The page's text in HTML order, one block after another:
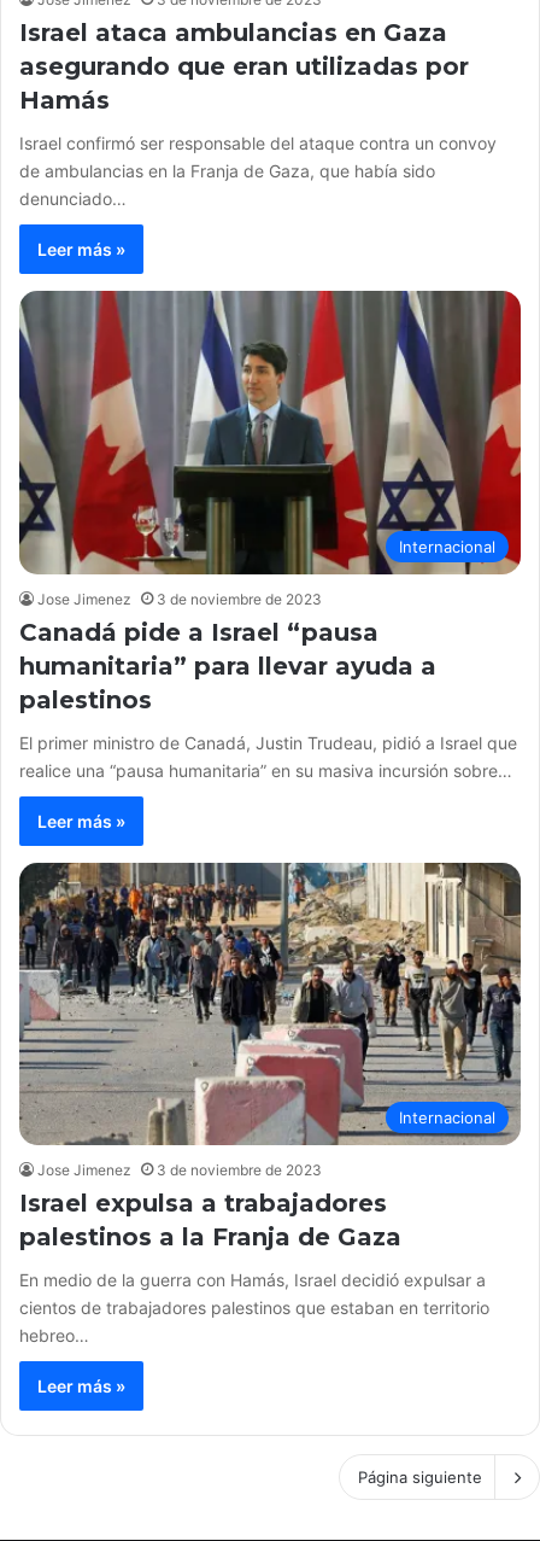
Israel ataca ambulancias en Gaza
asegurando que eran utilizadas por
Hamás
Israel confirmó ser responsable del ataque contra un convoy
de ambulancias en la Franja de Gaza, que había sido
denunciado…
Leer más »
Internacional
Jose Jimenez 3 de noviembre de 2023
Canadá pide a Israel “pausa
humanitaria” para llevar ayuda a
palestinos
El primer ministro de Canadá, Justin Trudeau, pidió a Israel que
realice una “pausa humanitaria” en su masiva incursión sobre…
Leer más »
Internacional
Jose Jimenez 3 de noviembre de 2023
Israel expulsa a trabajadores
palestinos a la Franja de Gaza
En medio de la guerra con Hamás, Israel decidió expulsar a
cientos de trabajadores palestinos que estaban en territorio
hebreo…
Leer más »
Página siguiente